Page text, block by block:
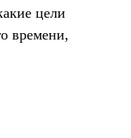
цели
времени,